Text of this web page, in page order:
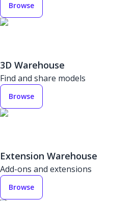
Browse
3D Warehouse
Find and share models
Browse
Extension Warehouse
Add-ons and extensions
Browse